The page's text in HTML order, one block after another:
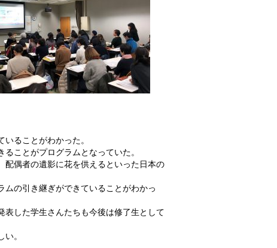
ることがわかった。
ことがプログラムとなっていた。
偶者の遺影に花を供えるといった日本の
の引き継ぎができていることがわかっ
した学生さんたちも今後は修了生として
。